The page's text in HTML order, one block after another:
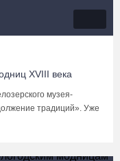
XVIII века
музея-
традиций». Уже